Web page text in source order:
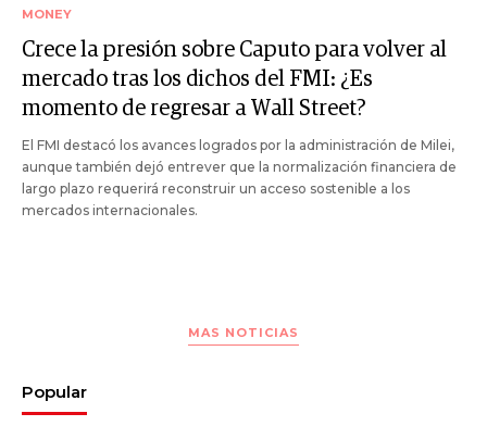
MONEY
Crece la presión sobre Caputo para volver al
mercado tras los dichos del FMI: ¿Es
momento de regresar a Wall Street?
El FMI destacó los avances logrados por la administración de Milei,
aunque también dejó entrever que la normalización financiera de
largo plazo requerirá reconstruir un acceso sostenible a los
mercados internacionales.
MAS NOTICIAS
Popular